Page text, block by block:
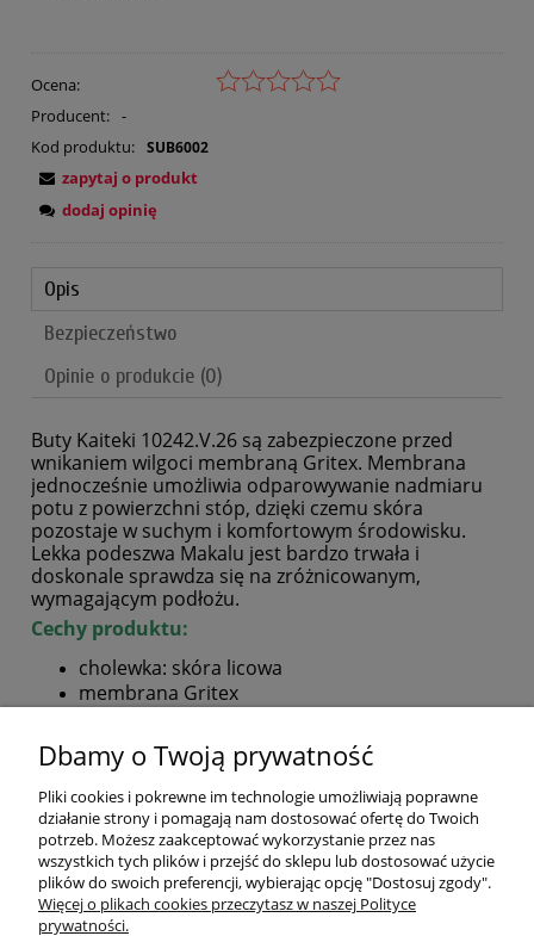
Ocena:
Producent: -
Kod produktu:
SUB6002
zapytaj o produkt
dodaj opinię
Opis
Bezpieczeństwo
Opinie o produkcie (0)
Buty Kaiteki 10242.V.26 są zabezpieczone przed
wnikaniem wilgoci membraną Gritex. Membrana
jednocześnie umożliwia odparowywanie nadmiaru
potu z powierzchni stóp, dzięki czemu skóra
pozostaje w suchym i komfortowym środowisku.
Lekka podeszwa Makalu jest bardzo trwała i
doskonale sprawdza się na zróżnicowanym,
wymagającym podłożu.
Cechy produktu:
cholewka: skóra licowa
membrana Gritex
lekka podeszwa Makalu
Dbamy o Twoją prywatność
Pliki cookies i pokrewne im technologie umożliwiają poprawne
działanie strony i pomagają nam dostosować ofertę do Twoich
potrzeb. Możesz zaakceptować wykorzystanie przez nas
wszystkich tych plików i przejść do sklepu lub dostosować użycie
plików do swoich preferencji, wybierając opcję "Dostosuj zgody".
Więcej o plikach cookies przeczytasz w naszej Polityce
prywatności.